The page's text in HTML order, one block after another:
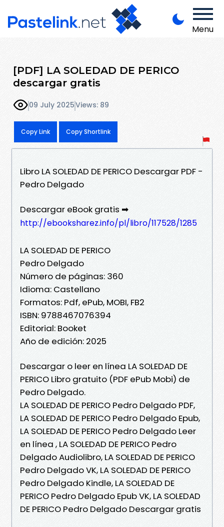
Menu
[PDF] LA SOLEDAD DE PERICO
descargar gratis
09 July 2025Views: 89
Copy Link Copy Shortlink
Libro LA SOLEDAD DE PERICO Descargar PDF -
Pedro Delgado
Descargar eBook gratis ➡
http://ebooksharez.info/pl/libro/117528/1285
LA SOLEDAD DE PERICO
Pedro Delgado
Número de páginas: 360
Idioma: Castellano
Formatos: Pdf, ePub, MOBI, FB2
ISBN: 9788467076394
Editorial: Booket
Año de edición: 2025
Descargar o leer en línea LA SOLEDAD DE
PERICO Libro gratuito (PDF ePub Mobi) de
Pedro Delgado.
LA SOLEDAD DE PERICO Pedro Delgado PDF,
LA SOLEDAD DE PERICO Pedro Delgado Epub,
LA SOLEDAD DE PERICO Pedro Delgado Leer
en línea , LA SOLEDAD DE PERICO Pedro
Delgado Audiolibro, LA SOLEDAD DE PERICO
Pedro Delgado VK, LA SOLEDAD DE PERICO
Pedro Delgado Kindle, LA SOLEDAD DE
PERICO Pedro Delgado Epub VK, LA SOLEDAD
DE PERICO Pedro Delgado Descargar gratis